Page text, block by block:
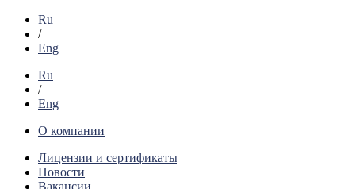
Ru
/
Eng
Ru
/
Eng
О компании
Лицензии и сертификаты
Новости
Вакансии